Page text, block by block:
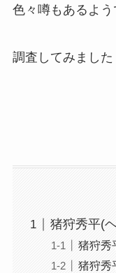
色々噂もあるよう
調査してみました
猪狩秀平(
猪狩秀
猪狩秀